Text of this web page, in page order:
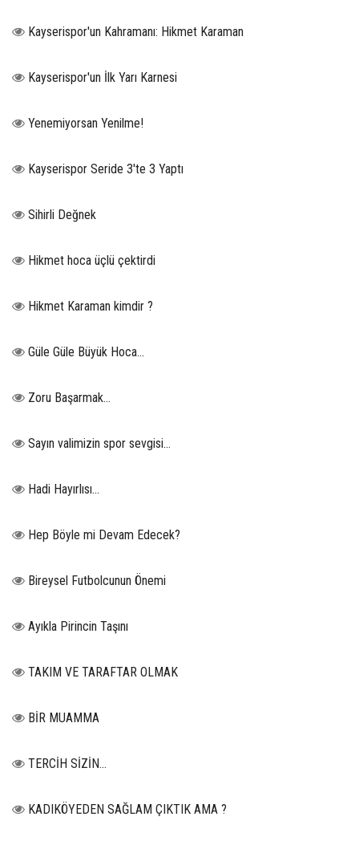
Kayserispor'un Kahramanı: Hikmet Karaman
Kayserispor'un İlk Yarı Karnesi
Yenemiyorsan Yenilme!
Kayserispor Seride 3'te 3 Yaptı
Sihirli Değnek
Hikmet hoca üçlü çektirdi
Hikmet Karaman kimdir ?
Güle Güle Büyük Hoca...
Zoru Başarmak…
Sayın valimizin spor sevgisi…
Hadi Hayırlısı…
Hep Böyle mi Devam Edecek?
Bireysel Futbolcunun Önemi
Ayıkla Pirincin Taşını
TAKIM VE TARAFTAR OLMAK
BİR MUAMMA
TERCİH SİZİN…
KADIKÖYEDEN SAĞLAM ÇIKTIK AMA ?